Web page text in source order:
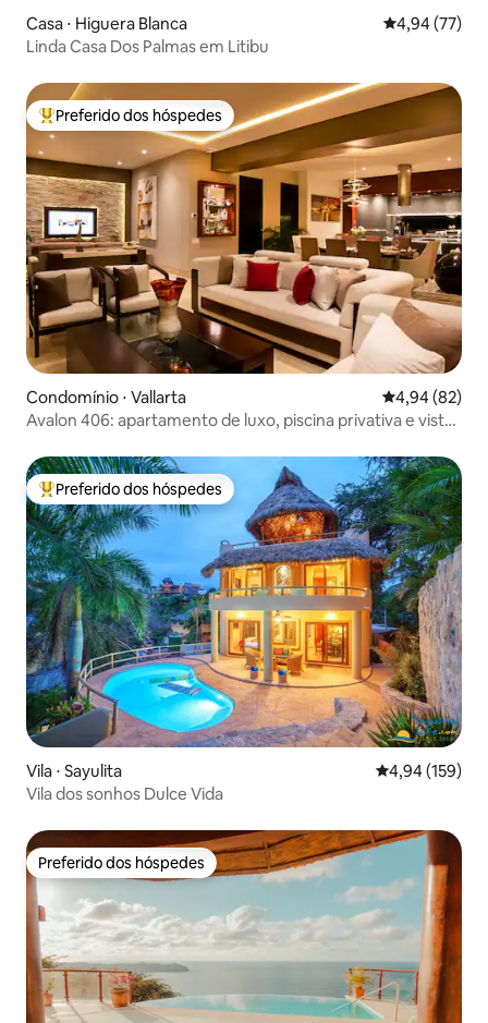
Casa ⋅ Higuera Blanca 4,94 de uma
4,94 (77)
Linda Casa Dos Palmas em Litibu
Entre os melhores preferidos dos hóspedes
Preferido dos hóspedes
Condomínio ⋅ Vallarta 4,94 de uma
4,94 (82)
Avalon 406: apartamento de luxo, piscina privativa e vista
Entre os melhores preferidos dos hóspedes
Preferido dos hóspedes
Vila ⋅ Sayulita 4,94 de uma
4,94 (159)
Vila dos sonhos Dulce Vida
Preferido dos hóspedes
Preferido dos hóspedes